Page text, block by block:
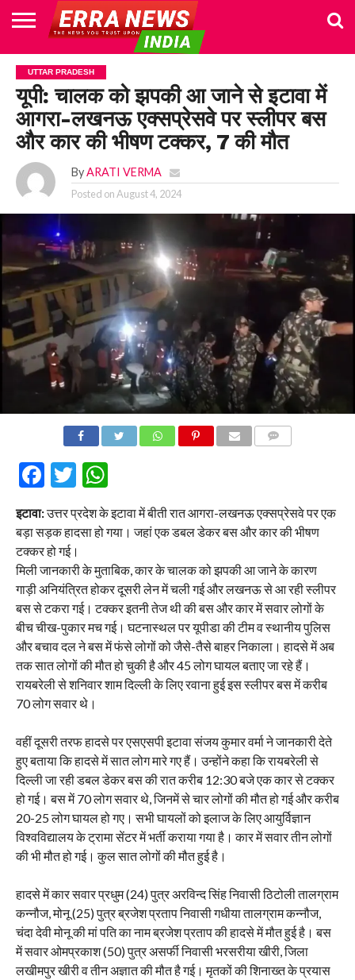
HOME
POLITICS
NEWS
BUSINESS
CULTURE
NATIONAL
SPORTS
LIFESTYLE
TRAVEL
OPINION
BREAKING
NEWS
ENTERTAINMENT
WORLD
CRIME
JOIN
US
UTTAR PRADESH
यूपी: चालक को झपकी आ जाने से इटावा में
आगरा-लखनऊ एक्सप्रेसवे पर स्लीपर बस
और कार की भीषण टक्कर, 7 की मौत
By ARATI VERMA
Posted onAugust 4, 2024
Facebook
Twitter
WhatsApp
इटावा:उत्तर प्रदेश के इटावा में बीती रात आगरा-लखनऊ एक्सप्रेसवे पर एक
बड़ा सड़क हादसा हो गया। जहां एक डबल डेकर बस और कार की भीषण
टक्कर हो गई।
मिली जानकारी के मुताबिक, कार के चालक को झपकी आ जाने के कारण
गाड़ी अनियंत्रित होकर दूसरी लेन में चली गई और लखनऊ से आ रही स्लीपर
बस से टकरा गई। टक्कर इतनी तेज थी की बस और कार में सवार लोगों के
बीच चीख-पुकार मच गई। घटनास्थल पर यूपीडा की टीम व स्थानीय पुलिस
और बचाव दल ने बस में फंसे लोगों को जैसे-तैसे बाहर निकाला। हादसे में अब
तक सात लोगों की मौत हो चुकी है और 45 लोग घायल बताए जा रहे हैं।
रायबरेली से शनिवार शाम दिल्ली के लिए रवाना हुई इस स्लीपर बस में करीब
70 लोग सवार थे।
वहीं दूसरी तरफ हादसे पर एसएसपी इटावा संजय कुमार वर्मा ने जानकारी देते
हुए बताया कि हादसे में सात लोग मारे गए हैं। उन्होंने कहा कि रायबरेली से
दिल्ली जा रही डबल डेकर बस की रात करीब 12:30 बजे एक कार से टक्कर
हो गई। बस में 70 लोग सवार थे, जिनमें से चार लोगों की मौत हो गई और करीब
20-25 लोग घायल हो गए। सभी घायलों को इलाज के लिए आयुर्विज्ञान
विश्वविद्यालय के ट्रामा सेंटर में भर्ती कराया गया है। कार में सवार तीन लोगों
की भी मौत हो गई। कुल सात लोगों की मौत हुई है।
हादसे में कार सवार प्रधुम (24) पुत्र अरविन्द सिंह निवासी ठिटोली तालग्राम
कन्नौज, मोनू (25) पुत्र ब्रजेश प्रताप निवासी गधीया तालग्राम कन्नौज,
चंदा देवी मोनू की मां पति का नाम ब्रजेश प्रताप की हादसे में मौत हुई है। बस
में सवार ओमप्रकाश (50) पुत्र असर्फी निवासी भरसरीया खीरी, जिला
लखीमपुर खीरी व तीन अज्ञात की मौत है गई। मृतकों की शिनाख्त के प्रयास